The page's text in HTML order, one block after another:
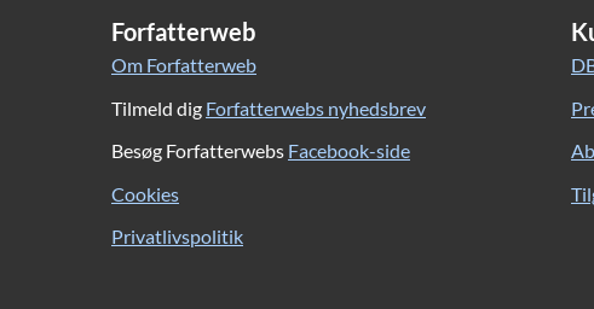
Forfatterweb
Om Forfatterweb
Tilmeld dig Forfatterwebs nyhedsbrev
Besøg Forfatterwebs Facebook-side
Cookies
Privatlivspolitik